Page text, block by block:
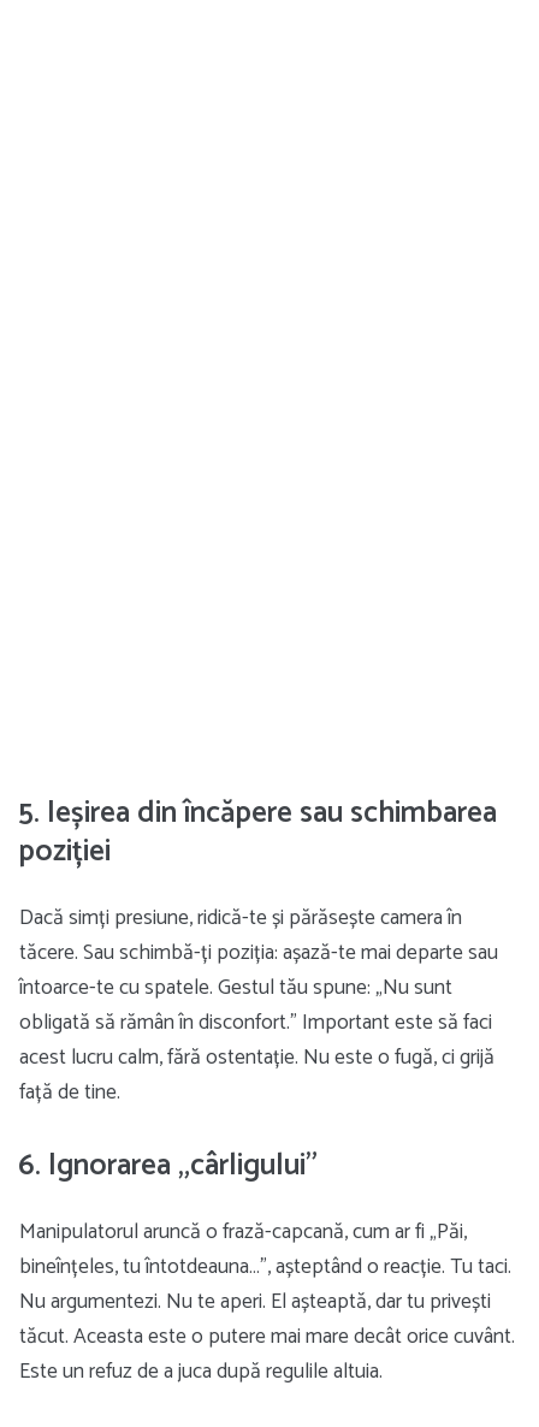
5. Ieșirea din încăpere sau schimbarea
poziției
Dacă simți presiune, ridică-te și părăsește camera în
tăcere. Sau schimbă-ți poziția: așază-te mai departe sau
întoarce-te cu spatele. Gestul tău spune: „Nu sunt
obligată să rămân în disconfort.” Important este să faci
acest lucru calm, fără ostentație. Nu este o fugă, ci grijă
față de tine.
6. Ignorarea „cârligului”
Manipulatorul aruncă o frază-capcană, cum ar fi „Păi,
bineînțeles, tu întotdeauna…”, așteptând o reacție. Tu taci.
Nu argumentezi. Nu te aperi. El așteaptă, dar tu privești
tăcut. Aceasta este o putere mai mare decât orice cuvânt.
Este un refuz de a juca după regulile altuia.